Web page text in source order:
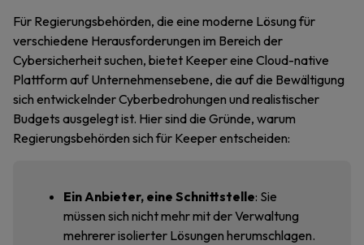
Für Regierungsbehörden, die eine moderne Lösung für
verschiedene Herausforderungen im Bereich der
Cybersicherheit suchen, bietet Keeper eine Cloud-native
Plattform auf Unternehmensebene, die auf die Bewältigung
sich entwickelnder Cyberbedrohungen und realistischer
Budgets ausgelegt ist. Hier sind die Gründe, warum
Regierungsbehörden sich für Keeper entscheiden:
Ein Anbieter, eine Schnittstelle: Sie
müssen sich nicht mehr mit der Verwaltung
mehrerer isolierter Lösungen herumschlagen.